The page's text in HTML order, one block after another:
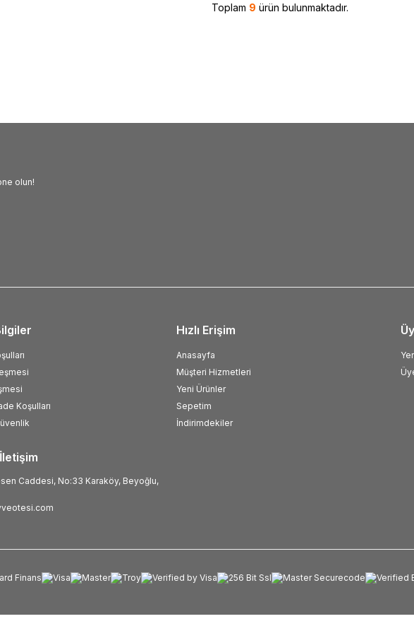
Toplam 9 ürün bulunmaktadır.
olun!
Caddesi, No:33 Karaköy, Beyoğlu,
Koşulları
Hızlı Erişim
Anasayfa
Müşteri Hizmetleri
Yeni Ürünler
Sepetim
İndirimdekiler